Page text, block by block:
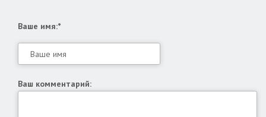
Ваше имя:*
Ваш комментарий: